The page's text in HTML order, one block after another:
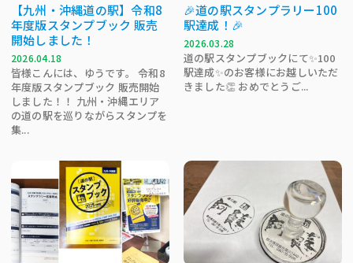
【九州・沖縄道の駅】令和8
年度版スタンプブック 販売
開始しました！
2026.04.18
皆様こんには、ゆうです。 令和8
年度版スタンプブック 販売開始
しました！！ 九州・沖縄エリア
の道の駅を巡りながらスタンプを
集...
🎉道の駅スタンプラリー100
駅達成！🎉
2026.03.28
道の駅スタンプブックにて✨100
駅達成✨のお客様にお越しいただ
きました👏 おめでとうご...